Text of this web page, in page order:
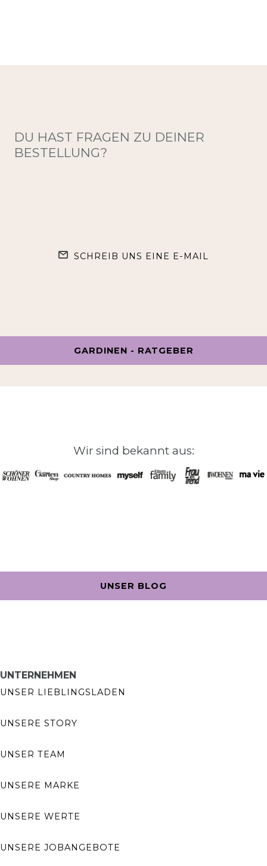
DU HAST FRAGEN ZU DEINER
BESTELLUNG?
SCHREIB UNS EINE E-MAIL
GARDINEN - RATGEBER
Wir sind bekannt aus:
UNSER BLOG
UNTERNEHMEN
UNSER LIEBLINGSLADEN
UNSERE STORY
UNSER TEAM
UNSERE MARKE
UNSERE WERTE
UNSERE JOBANGEBOTE